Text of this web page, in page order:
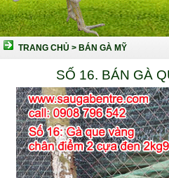
TRANG CHỦ > BÁN GÀ MỸ
SỐ 16. BÁN GÀ